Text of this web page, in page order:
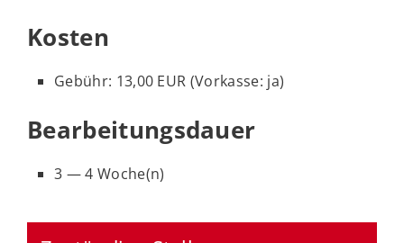
Kosten
Gebühr: 13,00 EUR (Vorkasse: ja)
Bearbeitungsdauer
3 — 4 Woche(n)